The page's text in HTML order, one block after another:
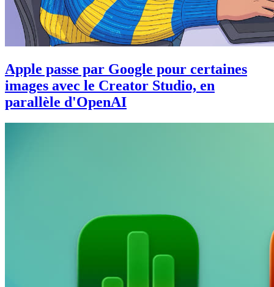
Apple passe par Google pour certaines
images avec le Creator Studio, en
parallèle d'OpenAI